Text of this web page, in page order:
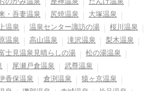
・吾妻温泉 尻焼温泉
大塚温泉
温泉 温泉センター諏訪の湯
桜川温泉
温泉 高山温泉 滝沢温泉
梨木温泉
士見温泉見晴らしの湯
松の湯温泉
尾瀬戸倉温泉
武尊温泉
香保温泉 倉渕温泉
猿ヶ京温泉